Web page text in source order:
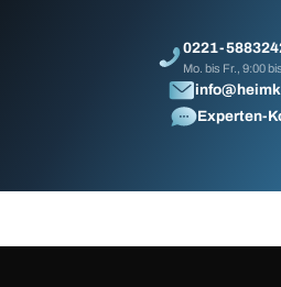
0221-
Mo. bis Fr., 9:00
Experten-